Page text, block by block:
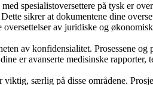
spesialistoversettere på tysk er
sikrer at dokumentene dine
av juridiske og
av konfidensialitet. Prosessene
er avanserte medisinske
særlig på disse områdene.